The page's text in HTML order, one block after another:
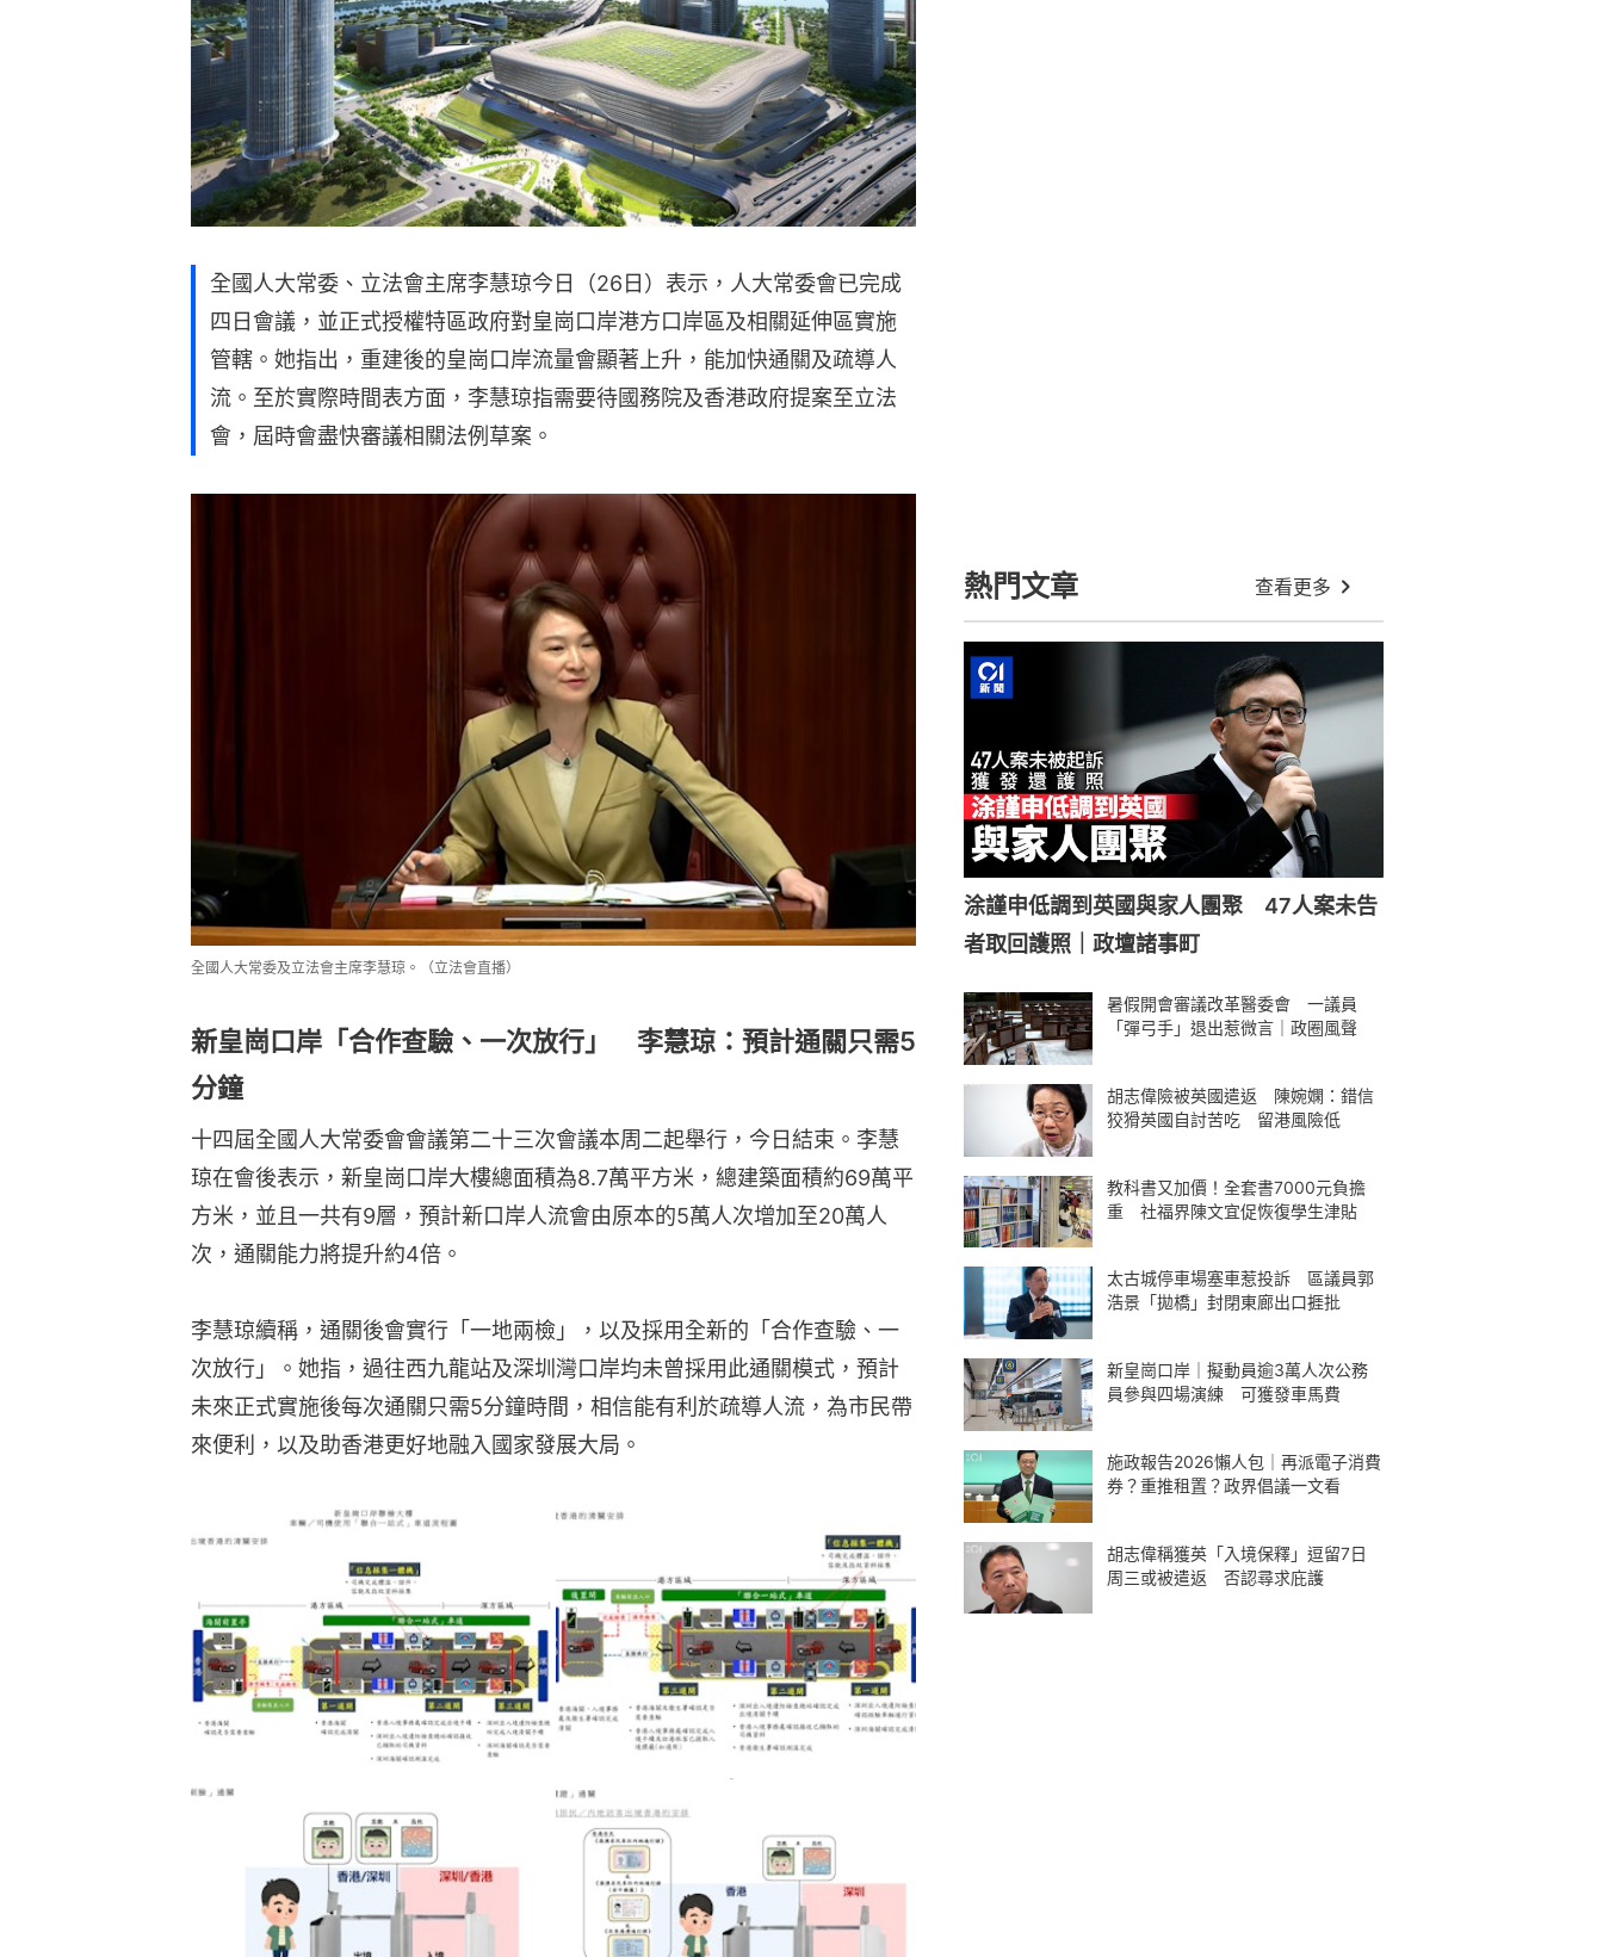
全國人大常委、立法會主席李慧琼今日（26日）表示，人大常委會已完成
四日會議，並正式授權特區政府對皇崗口岸港方口岸區及相關延伸區實施
管轄。她指出，重建後的皇崗口岸流量會顯著上升，能加快通關及疏導人
流。至於實際時間表方面，李慧琼指需要待國務院及香港政府提案至立法
會，屆時會盡快審議相關法例草案。
全國人大常委及立法會主席李慧琼。（立法會直播）
新皇崗口岸「合作查驗、一次放行」 李慧琼：預計通關只需5
分鐘
十四屆全國人大常委會會議第二十三次會議本周二起舉行，今日結束。李慧
琼在會後表示，新皇崗口岸大樓總面積為8.7萬平方米，總建築面積約69萬平
方米，並且一共有9層，預計新口岸人流會由原本的5萬人次增加至20萬人
次，通關能力將提升約4倍。
李慧琼續稱，通關後會實行「一地兩檢」，以及採用全新的「合作查驗、一
次放行」。她指，過往西九龍站及深圳灣口岸均未曾採用此通關模式，預計
未來正式實施後每次通關只需5分鐘時間，相信能有利於疏導人流，為市民帶
來便利，以及助香港更好地融入國家發展大局。
熱門文章 查看更多
涂謹申低調到英國與家人團聚 47人案未告
者取回護照｜政壇諸事町
暑假開會審議改革醫委會 一議員
「彈弓手」退出惹微言｜政圈風聲
胡志偉險被英國遣返 陳婉嫻：錯信
狡猾英國自討苦吃 留港風險低
教科書又加價！全套書7000元負擔
重 社福界陳文宜促恢復學生津貼
太古城停車場塞車惹投訴 區議員郭
浩景「拋橋」封閉東廊出口捱批
新皇崗口岸｜擬動員逾3萬人次公務
員參與四場演練 可獲發車馬費
施政報告2026懶人包｜再派電子消費
券？重推租置？政界倡議一文看
胡志偉稱獲英「入境保釋」逗留7日
周三或被遣返 否認尋求庇護